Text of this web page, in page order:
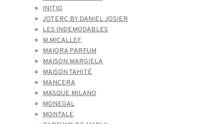
INITIO
JOTERC BY DANIEL JOSIER
LES INDEMODABLES
M.MICALLEF
MAIORA PARFUM
MAISON MARGIELA
MAISON TAHITÉ
MANCERA
MASQUE MILANO
MONEGAL
MONTALE